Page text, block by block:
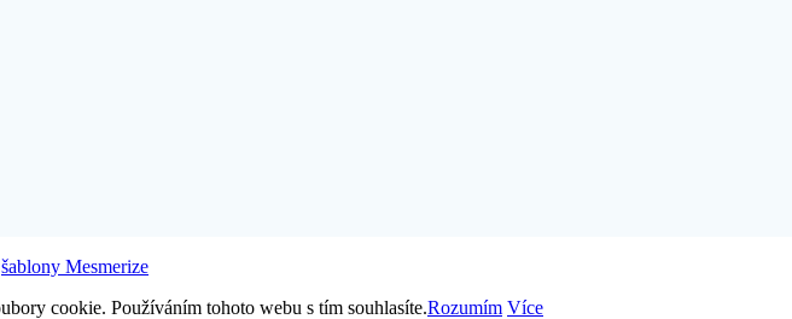
šablony Mesmerize
cookie. Používáním tohoto webu s tím souhlasíte.Rozumím Více